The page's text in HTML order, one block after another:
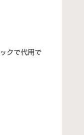
クで代用で